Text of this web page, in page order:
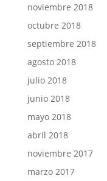
noviembre 2018
octubre 2018
septiembre 2018
agosto 2018
julio 2018
junio 2018
mayo 2018
abril 2018
noviembre 2017
marzo 2017